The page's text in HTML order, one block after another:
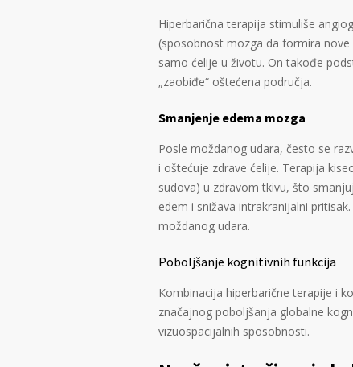
Hiperbarična terapija stimuliše
(sposobnost mozga da formira
samo ćelije u životu. On takođe
„zaobiđe“ oštećena područja.
Smanjenje edema mozga
Posle moždanog udara, često se
i oštećuje zdrave ćelije. Terapija
sudova) u zdravom tkivu, što
edem i snižava intrakranijalni
moždanog udara.
Poboljšanje kognitivnih funkcija
Kombinacija hiperbarične terapije i
značajnog poboljšanja globalne
vizuospacijalnih sposobnosti.